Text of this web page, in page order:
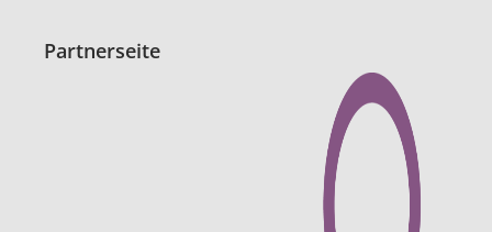
Partnerseite